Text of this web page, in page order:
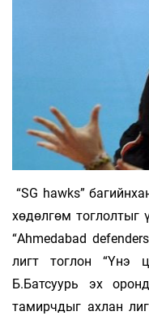
“SG hawks”
хөдөлгөм тоглолтыг
“Ahmedabad
лигт тоглон “Үнэ
Б.Батсуурь эх
тамирчдыг ахлан